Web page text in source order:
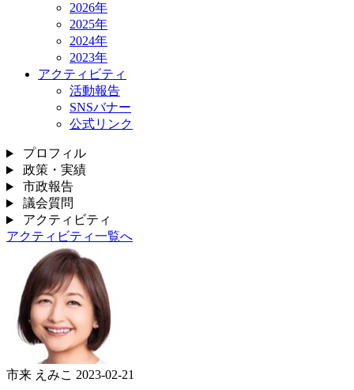
2026年
2025年
2024年
2023年
アクティビティ
活動報告
SNSバナー
公式リンク
プロフィル
政策・実績
市政報告
議会質問
アクティビティ
アクティビティ一覧へ
市来 えみこ 2023-02-21